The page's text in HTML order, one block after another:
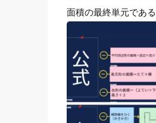
面積の最終単元であ